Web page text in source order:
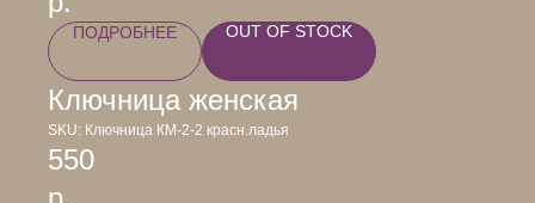
ПОДРОБНЕЕ OUT OF STOCK
Ключница женская
SKU: Ключница КМ-2-2 красн.ладья
550